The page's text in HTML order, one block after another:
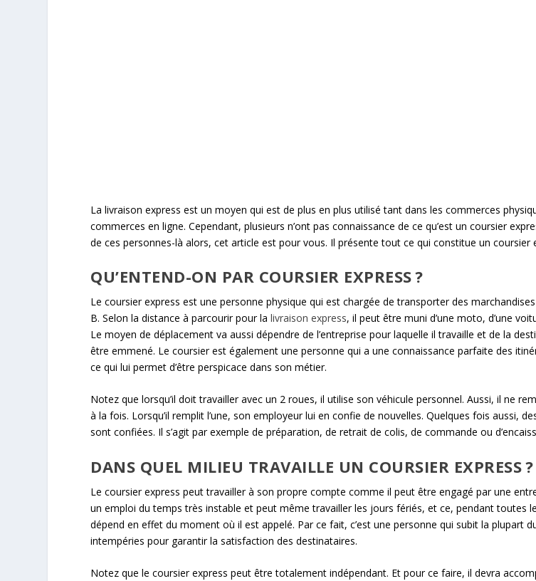
La livraison express est un moyen qui est de plus en plus utilisé tant dans les commerces
commerces en ligne. Cependant, plusieurs n’ont pas connaissance de ce qu’est un coursier
de ces personnes-là alors, cet article est pour vous. Il présente tout ce qui constitue un coursier
QU’ENTEND-ON PAR COURSIER EXPRESS ?
Le coursier express est une personne physique qui est chargée de transporter des
B. Selon la distance à parcourir pour lalivraison express, il peut être muni d’une moto, d’une
Le moyen de déplacement va aussi dépendre de l’entreprise pour laquelle il travaille et de la
être emmené. Le coursier est également une personne qui a une connaissance parfaite des
ce qui lui permet d’être perspicace dans son métier.
Notez que lorsqu’il doit travailler avec un 2 roues, il utilise son véhicule personnel. Aussi, il ne
à la fois. Lorsqu’il remplit l’une, son employeur lui en confie de nouvelles. Quelques fois aussi,
sont confiées. Il s’agit par exemple de préparation, de retrait de colis, de commande ou
DANS QUEL MILIEU TRAVAILLE UN COURSIER EXPRESS ?
Le coursier express peut travailler à son propre compte comme il peut être engagé par une
un emploi du temps très instable et peut même travailler les jours fériés, et ce, pendant toutes
dépend en effet du moment où il est appelé. Par ce fait, c’est une personne qui subit la plupart
intempéries pour garantir la satisfaction des destinataires.
Notez que le coursier express peut être totalement indépendant. Et pour ce faire, il devra